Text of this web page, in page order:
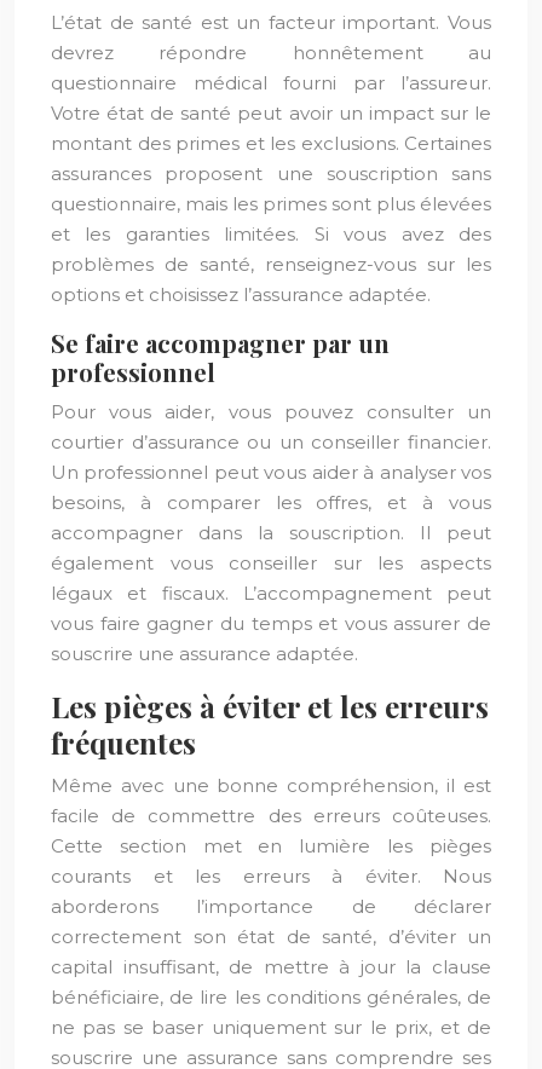
L’état de santé est un facteur important. Vous
devrez répondre honnêtement au
questionnaire médical fourni par l’assureur.
Votre état de santé peut avoir un impact sur le
montant des primes et les exclusions. Certaines
assurances proposent une souscription sans
questionnaire, mais les primes sont plus élevées
et les garanties limitées. Si vous avez des
problèmes de santé, renseignez-vous sur les
options et choisissez l’assurance adaptée.
Se faire accompagner par un
professionnel
Pour vous aider, vous pouvez consulter un
courtier d’assurance ou un conseiller financier.
Un professionnel peut vous aider à analyser vos
besoins, à comparer les offres, et à vous
accompagner dans la souscription. Il peut
également vous conseiller sur les aspects
légaux et fiscaux. L’accompagnement peut
vous faire gagner du temps et vous assurer de
souscrire une assurance adaptée.
Les pièges à éviter et les erreurs
fréquentes
Même avec une bonne compréhension, il est
facile de commettre des erreurs coûteuses.
Cette section met en lumière les pièges
courants et les erreurs à éviter. Nous
aborderons l’importance de déclarer
correctement son état de santé, d’éviter un
capital insuffisant, de mettre à jour la clause
bénéficiaire, de lire les conditions générales, de
ne pas se baser uniquement sur le prix, et de
souscrire une assurance sans comprendre ses